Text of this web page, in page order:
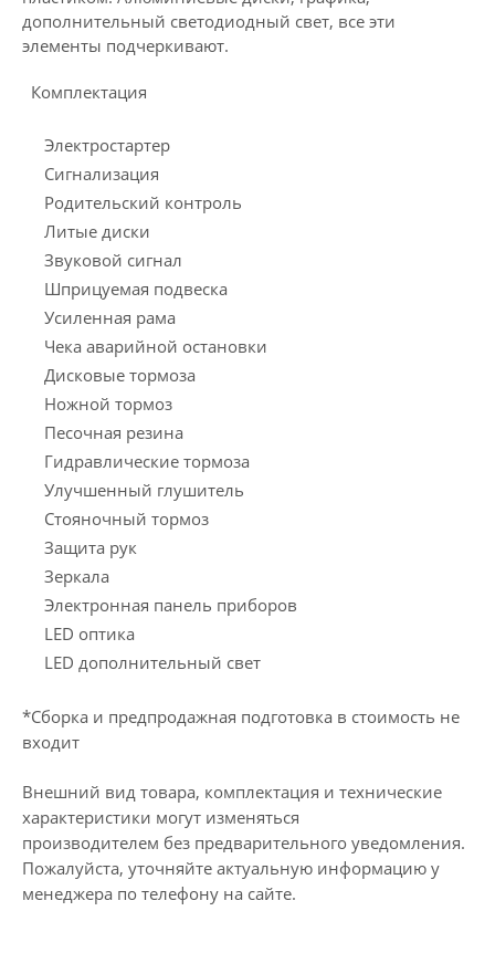
дополнительный светодиодный свет, все эти
элементы подчеркивают.
Комплектация
Электростартер
Сигнализация
Родительский контроль
Литые диски
Звуковой сигнал
Шприцуемая подвеска
Усиленная рама
Чека аварийной остановки
Дисковые тормоза
Ножной тормоз
Песочная резина
Гидравлические тормоза
Улучшенный глушитель
Стояночный тормоз
Защита рук
Зеркала
Электронная панель приборов
LED оптика
LED дополнительный свет
*Сборка и предпродажная подготовка в стоимость не
входит
Внешний вид товара, комплектация и технические
характеристики могут изменяться
производителем без предварительного уведомления.
Пожалуйста, уточняйте актуальную информацию у
менеджера по телефону на сайте.